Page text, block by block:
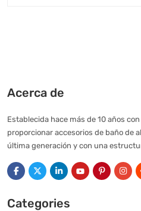
Acerca de
Establecida hace más de 10 años
proporcionar accesorios de baño de
última generación y con una
Categories